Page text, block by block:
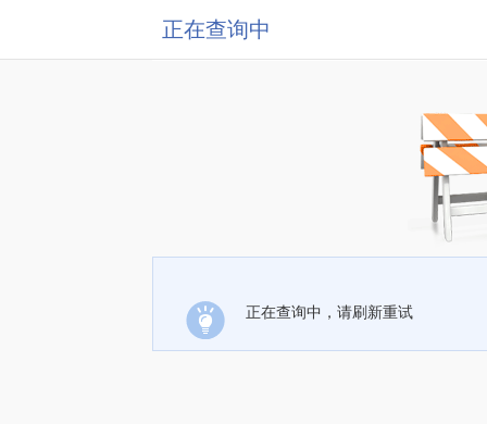
正在查询中
正在查询中，请刷新重试